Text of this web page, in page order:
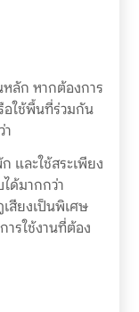
ลัก หากต้องการ
อใช้พื้นที่ร่วมกัน
และใช้สระเพียง
ด้มากกว่า
เสียงเป็นพิเศษ
ารใช้งานที่ต้อง